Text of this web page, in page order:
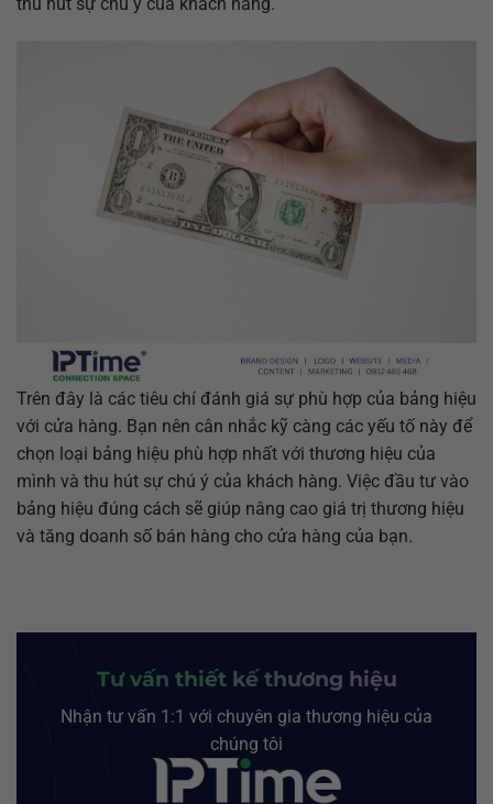
Trên đây là các tiêu chí đánh giá sự phù hợp của bảng hiệu
với cửa hàng. Bạn nên cân nhắc kỹ càng các yếu tố này để
chọn loại bảng hiệu phù hợp nhất với thương hiệu của
mình và thu hút sự chú ý của khách hàng. Việc đầu tư vào
bảng hiệu đúng cách sẽ giúp nâng cao giá trị thương hiệu
và tăng doanh số bán hàng cho cửa hàng của bạn.
Tư vấn thiết kế thương hiệu
Nhận tư vấn 1:1 với chuyên gia thương hiệu của
chúng tôi